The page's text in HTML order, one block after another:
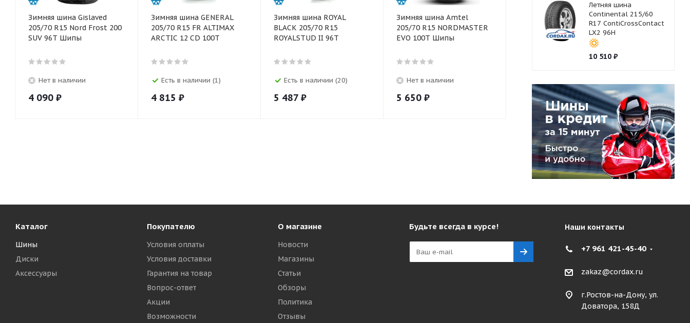
Зимняя шина Gislaved
205/70 R15 Nord Frost 200
SUV 96T Шипы
Нет в наличии
4 090 ₽
Зимняя шина GENERAL
205/70 R15 FR ALTIMAX
ARCTIC 12 CD 100T
Есть в наличии (1)
4 815 ₽
Зимняя шина ROYAL
BLACK 205/70 R15
ROYALSTUD II 96T
Есть в наличии (20)
5 487 ₽
Зимняя шина Amtel
205/70 R15 NORDMASTER
EVO 100T Шипы
Нет в наличии
5 650 ₽
Зимняя шина CORDIANT
205/70 R15
SNOW_CROSS_2_SUV 100T
6 075₽
Зимняя шина
205/70 R15
6 213
Летняя шина
Continental 215/60
R17 ContiCrossContact
LX2 96H
10 510₽
Каталог
Шины
Диски
Аксессуары
Покупателю
Условия оплаты
Условия доставки
Гарантия на товар
Вопрос-ответ
Акции
Возможности
О магазине
Новости
Магазины
Статьи
Обзоры
Политика
Отзывы
Будьте всегда в курсе! Наши контакты
+7 961 421-45-40
zakaz@cordax.ru
г.Ростов-на-Дону, ул.
Доватора, 158Д